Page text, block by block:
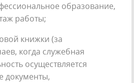
образование,
работы;
книжки (за
когда служебная
осуществляется
документы,